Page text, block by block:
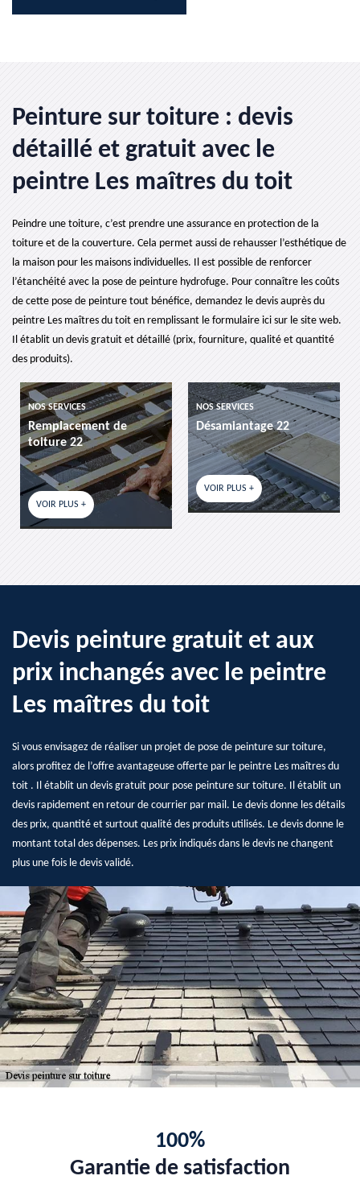
Peinture sur toiture : devis
détaillé et gratuit avec le
peintre Les maîtres du toit
Peindre une toiture, c’est prendre une assurance en protection de la
toiture et de la couverture. Cela permet aussi de rehausser l’esthétique de
la maison pour les maisons individuelles. Il est possible de renforcer
l’étanchéité avec la pose de peinture hydrofuge. Pour connaître les coûts
de cette pose de peinture tout bénéfice, demandez le devis auprès du
peintre Les maîtres du toit en remplissant le formulaire ici sur le site web.
Il établit un devis gratuit et détaillé (prix, fourniture, qualité et quantité
des produits).
de
NOS SERVICES
Désamiantage 22
VOIR PLUS +
NOS SERVICES
etancheite
VOIR PLUS +
Devis peinture gratuit et aux
prix inchangés avec le peintre
Les maîtres du toit
Si vous envisagez de réaliser un projet de pose de peinture sur toiture,
alors profitez de l’offre avantageuse offerte par le peintre Les maîtres du
toit . Il établit un devis gratuit pour pose peinture sur toiture. Il établit un
devis rapidement en retour de courrier par mail. Le devis donne les détails
des prix, quantité et surtout qualité des produits utilisés. Le devis donne le
montant total des dépenses. Les prix indiqués dans le devis ne changent
plus une fois le devis validé.
100%
Garantie de satisfaction